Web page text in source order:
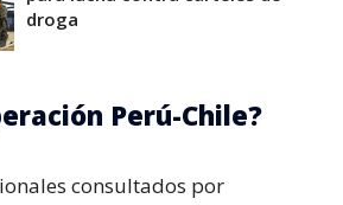
droga
Perú-Chile?
consultados por